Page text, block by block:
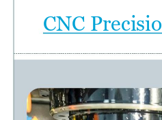
CNC